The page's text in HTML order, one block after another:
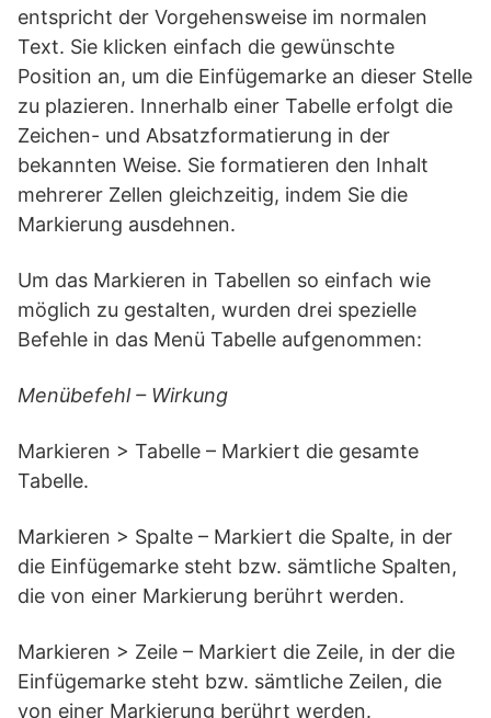
entspricht der Vorgehensweise im normalen
Text. Sie klicken einfach die gewünschte
Position an, um die Einfügemarke an dieser Stelle
zu plazieren. Innerhalb einer Tabelle erfolgt die
Zeichen- und Absatzformatierung in der
bekannten Weise. Sie formatieren den Inhalt
mehrerer Zellen gleichzeitig, indem Sie die
Markierung ausdehnen.
Um das Markieren in Tabellen so einfach wie
möglich zu gestalten, wurden drei spezielle
Befehle in das Menü Tabelle aufgenommen:
Menübefehl – Wirkung
Markieren > Tabelle – Markiert die gesamte
Tabelle.
Markieren > Spalte – Markiert die Spalte, in der
die Einfügemarke steht bzw. sämtliche Spalten,
die von einer Markierung berührt werden.
Markieren > Zeile – Markiert die Zeile, in der die
Einfügemarke steht bzw. sämtliche Zeilen, die
von einer Markierung berührt werden.